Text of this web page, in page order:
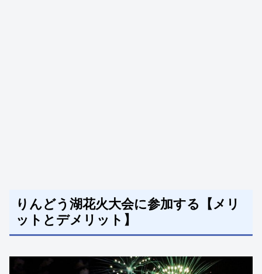
りんどう湖花火大会に参加する【メリ
ットとデメリット】